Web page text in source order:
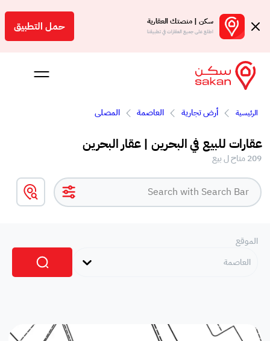
سكن | منصتك العقارية
اطلع على جميع العقارات في تطبيقنا حمل التطبيق
بالعمولة
الرئيسية أرض تجارية العاصمة المصلى
عقارات للبيع في البحرين | عقار البحرين
209 متاح ل بيع
الموقع
العاصمة